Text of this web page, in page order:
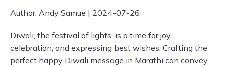
Author: Andy Samue | 2024-07-26
Diwali, the festival of lights, is a time for joy,
celebration, and expressing best wishes. Crafting the
perfect happy Diwali message in Marathi can convey